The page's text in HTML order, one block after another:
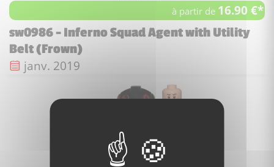
à partir de 16.90 €*
sw0986 - Inferno Squad Agent with Utility
Belt (Frown)
Date de sortie :
janv. 2019